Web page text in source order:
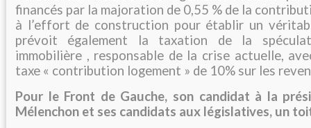
financés par la majoration de 0,55 % de la
à l’effort de construction pour établir un
prévoit également la taxation de la
immobilière , responsable de la crise actuelle,
taxe « contribution logement » de 10% sur les
Pour le Front de Gauche, son candidat à la
Mélenchon et ses candidats aux législatives, un